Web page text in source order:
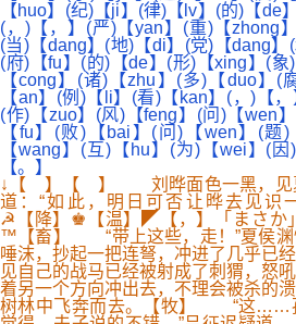
【huo】(纪)【ji】(律)【lv】(的)【de
(，)【，】(严)【yan】(重)【zhong
(当)【dang】(地)【di】(党)【dang】
(府)【fu】(的)【de】(形)【xing】(
【cong】(诸)【zhu】(多)【duo】(
【an】(例)【li】(看)【kan】(，)【
(作)【zuo】(风)【feng】(问)【wen
【fu】(败)【bai】(问)【wen】(题
【wang】(互)【hu】(为)【wei】(
【。】
↓【 】【 】 刘晔面色一黑，见
道：“如此，明日可否让晔去见识
☭【降】♚【温】◤【，】「まさか
™【畜】 “带上这些，走！”夏侯渊
唾沫，抄起一把连弩，冲进了几乎已
见自己的战马已经被射成了刺猬，怒
着另一个方向冲出去，不理会被杀的
树林中飞奔而去。【牧】 “这……